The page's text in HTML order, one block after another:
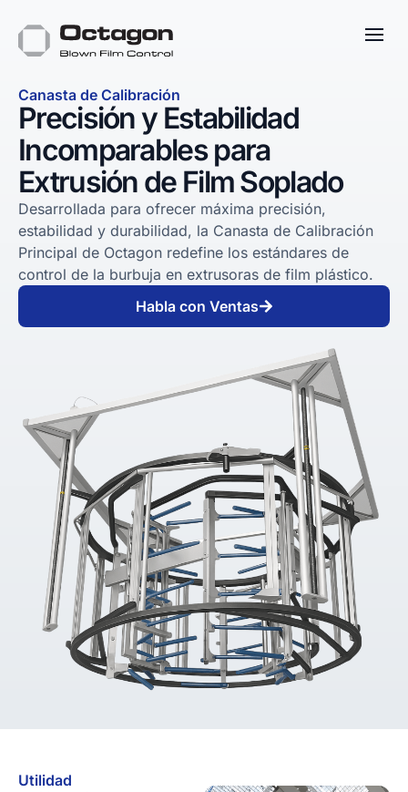
Canasta de Calibración
Precisión y Estabilidad
Incomparables para
Extrusión de Film Soplado
Desarrollada para ofrecer máxima precisión,
estabilidad y durabilidad, la Canasta de Calibración
Principal de Octagon redefine los estándares de
control de la burbuja en extrusoras de film plástico.
Habla con Ventas
Utilidad